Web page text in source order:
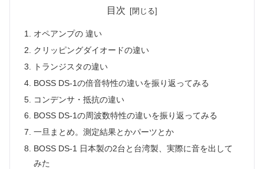
目次
オペアンプの 違い
クリッピングダイオードの違い
トランジスタの違い
BOSS DS-1の倍音特性の違いを振り返ってみる
コンデンサ・抵抗の違い
BOSS DS-1の周波数特性の違いを振り返ってみる
一旦まとめ。測定結果とかパーツとか
BOSS DS-1 日本製の2台と台湾製、実際に音を出して
みた